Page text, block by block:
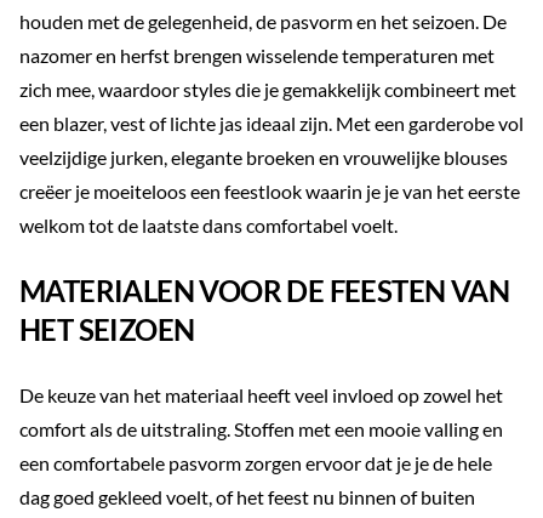
houden met de gelegenheid, de pasvorm en het seizoen. De
nazomer en herfst brengen wisselende temperaturen met
zich mee, waardoor styles die je gemakkelijk combineert met
een blazer, vest of lichte jas ideaal zijn. Met een garderobe vol
veelzijdige jurken, elegante broeken en vrouwelijke blouses
creëer je moeiteloos een feestlook waarin je je van het eerste
welkom tot de laatste dans comfortabel voelt.
MATERIALEN VOOR DE FEESTEN VAN
HET SEIZOEN
De keuze van het materiaal heeft veel invloed op zowel het
comfort als de uitstraling. Stoffen met een mooie valling en
een comfortabele pasvorm zorgen ervoor dat je je de hele
dag goed gekleed voelt, of het feest nu binnen of buiten